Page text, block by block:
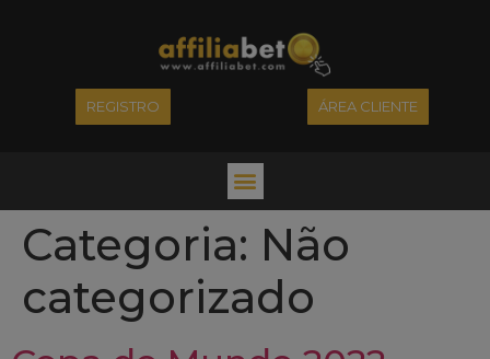
REGISTRO ÁREA CLIENTE
Categoria: Não
categorizado